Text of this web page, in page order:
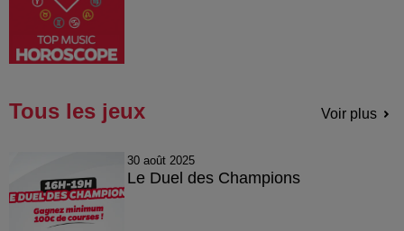
Tous les jeux Voir plus
30 août 2025
Le Duel des Champions